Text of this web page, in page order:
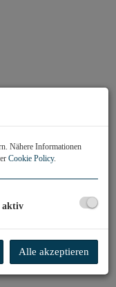
- KI
Nähere Informationen
Cookie Policy.
aktiv
Alle akzeptieren